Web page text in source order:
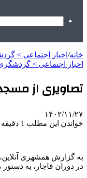
خانه/ اخبار اجتماعی >
اخبار اجتماعی >
تصاویری از
۱۴۰۲/۱۱/۲۷
خواندن این مطلب 1 دقیقه زمان میبرد
در دوران قاجار، به